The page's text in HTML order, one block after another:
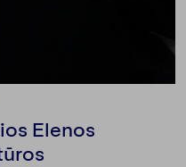
Elenos